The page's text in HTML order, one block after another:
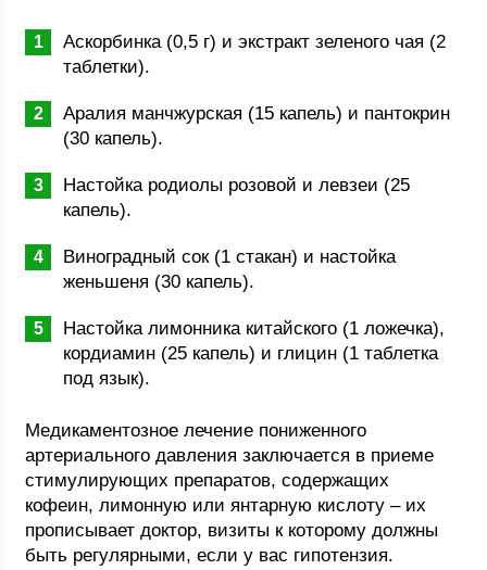
Аскорбинка (0,5 г) и экстракт зеленого чая (2
таблетки).
Аралия манчжурская (15 капель) и пантокрин
(30 капель).
Настойка родиолы розовой и левзеи (25
капель).
Виноградный сок (1 стакан) и настойка
женьшеня (30 капель).
Настойка лимонника китайского (1 ложечка),
кордиамин (25 капель) и глицин (1 таблетка
под язык).
Медикаментозное лечение пониженного
артериального давления заключается в приеме
стимулирующих препаратов, содержащих
кофеин, лимонную или янтарную кислоту – их
прописывает доктор, визиты к которому должны
быть регулярными, если у вас гипотензия.